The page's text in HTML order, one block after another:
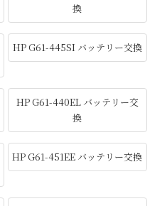
換
HP G61-445SI バッテリー交換
HP G61-440EL バッテリー交
換
HP G61-451EE バッテリー交換